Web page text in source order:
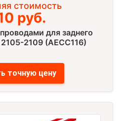
стоимость
руб.
для заднего
2109 (AECC116)
точную цену